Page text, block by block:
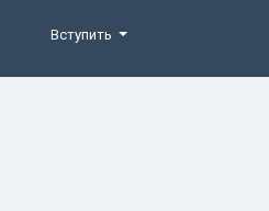
Вступить